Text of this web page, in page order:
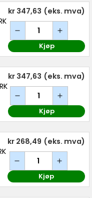
kr 347,63 (eks. mva)
Kjøp
kr 347,63 (eks. mva)
Kjøp
kr 268,49 (eks. mva)
Kjøp